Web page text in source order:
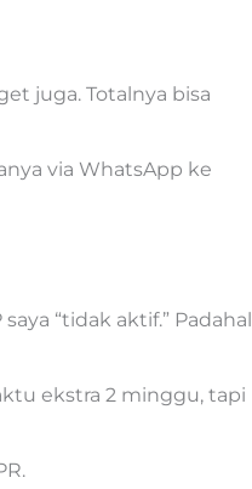
juga. Totalnya bisa
via WhatsApp ke
“tidak aktif.” Padahal
ekstra 2 minggu, tapi